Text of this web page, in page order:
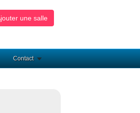
une salle
Contact